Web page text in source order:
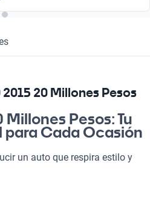
20 Millones Pesos
Millones Pesos: Tu
Cada Ocasión
un auto que respira estilo y
a 20 millones es tu aliado